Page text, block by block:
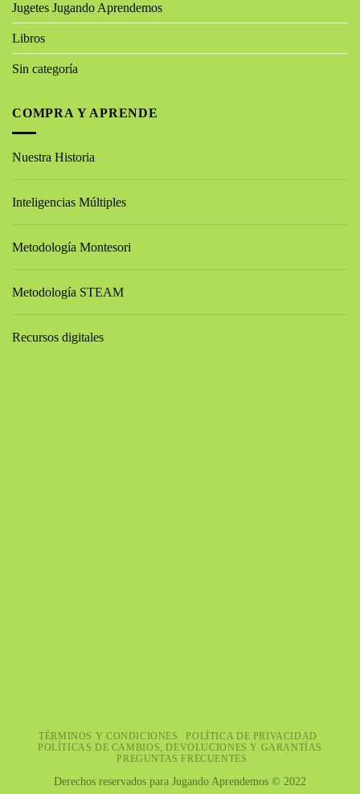
Jugetes Jugando Aprendemos
Libros
Sin categoría
COMPRA Y APRENDE
Nuestra Historia
Inteligencias Múltiples
Metodología Montesori
Metodología STEAM
Recursos digitales
TÉRMINOS Y CONDICIONES
POLÍTICA DE PRIVACIDAD
POLÍTICAS DE CAMBIOS, DEVOLUCIONES Y GARANTÍAS
PREGUNTAS FRECUENTES
Derechos reservados para Jugando Aprendemos © 2022